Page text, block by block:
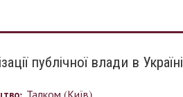
публічної влади в Україні
Талком (Київ)